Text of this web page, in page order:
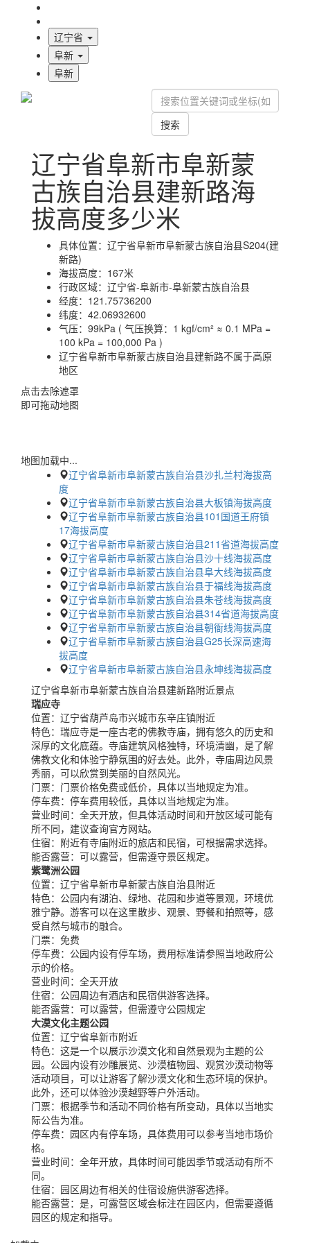
辽宁省
阜新
阜新
搜索
辽宁省阜新市阜新蒙
古族自治县建新路海
拔高度多少米
具体位置： 辽宁省阜新市阜新蒙古族自治县S204(建
新路)
海拔高度： 167米
行政区域： 辽宁省-阜新市-阜新蒙古族自治县
经度： 121.75736200
纬度： 42.06932600
气压： 99kPa ( 气压换算：1 kgf/cm² ≈ 0.1 MPa =
100 kPa = 100,000 Pa )
辽宁省阜新市阜新蒙古族自治县建新路不属于高原
地区
点击去除遮罩
即可拖动地图
地图加载中...
辽宁省阜新市阜新蒙古族自治县沙扎兰村海拔高
度
辽宁省阜新市阜新蒙古族自治县大板镇海拔高度
辽宁省阜新市阜新蒙古族自治县101国道王府镇
17海拔高度
辽宁省阜新市阜新蒙古族自治县211省道海拔高度
辽宁省阜新市阜新蒙古族自治县沙十线海拔高度
辽宁省阜新市阜新蒙古族自治县阜大线海拔高度
辽宁省阜新市阜新蒙古族自治县于福线海拔高度
辽宁省阜新市阜新蒙古族自治县朱苍线海拔高度
辽宁省阜新市阜新蒙古族自治县314省道海拔高度
辽宁省阜新市阜新蒙古族自治县朝衙线海拔高度
辽宁省阜新市阜新蒙古族自治县G25长深高速海
拔高度
辽宁省阜新市阜新蒙古族自治县永坤线海拔高度
辽宁省阜新市阜新蒙古族自治县建新路附近景点
瑞应寺
位置： 辽宁省葫芦岛市兴城市东辛庄镇附近
特色： 瑞应寺是一座古老的佛教寺庙，拥有悠久的历史和
深厚的文化底蕴。寺庙建筑风格独特，环境清幽，是了解
佛教文化和体验宁静氛围的好去处。此外，寺庙周边风景
秀丽，可以欣赏到美丽的自然风光。
门票： 门票价格免费或低价，具体以当地规定为准。
停车费： 停车费用较低，具体以当地规定为准。
营业时间： 全天开放，但具体活动时间和开放区域可能有
所不同，建议查询官方网站。
住宿： 附近有寺庙附近的旅店和民宿，可根据需求选择。
能否露营： 可以露营，但需遵守景区规定。
紫鹭洲公园
位置： 辽宁省阜新市阜新蒙古族自治县附近
特色： 公园内有湖泊、绿地、花园和步道等景观，环境优
雅宁静。游客可以在这里散步、观景、野餐和拍照等，感
受自然与城市的融合。
门票： 免费
停车费： 公园内设有停车场，费用标准请参照当地政府公
示的价格。
营业时间： 全天开放
住宿： 公园周边有酒店和民宿供游客选择。
能否露营： 可以露营，但需遵守公园规定
大漠文化主题公园
位置： 辽宁省阜新市附近
特色： 这是一个以展示沙漠文化和自然景观为主题的公
园。公园内设有沙雕展览、沙漠植物园、观赏沙漠动物等
活动项目，可以让游客了解沙漠文化和生态环境的保护。
此外，还可以体验沙漠越野等户外活动。
门票： 根据季节和活动不同价格有所变动，具体以当地实
际公告为准。
停车费： 园区内有停车场，具体费用可以参考当地市场价
格。
营业时间： 全年开放，具体时间可能因季节或活动有所不
同。
住宿： 园区周边有相关的住宿设施供游客选择。
能否露营： 是，可露营区域会标注在园区内，但需要遵循
园区的规定和指导。